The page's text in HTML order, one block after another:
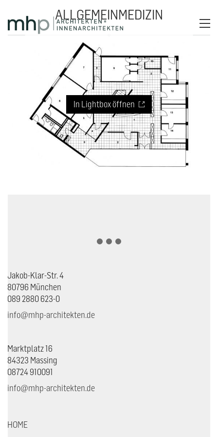
ALLGEMEINMEDIZIN
In Lightbox öffnen
Jakob-Klar-Str. 4
80796 München
089 2880 623-0
info@mhp-architekten.de
Marktplatz 16
84323 Massing
08724 910091
info@mhp-architekten.de
HOME